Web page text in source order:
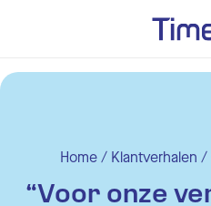
Home/ Klantverhalen /
“Voor onze